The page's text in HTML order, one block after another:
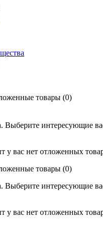
товары (0)
Выберите интересующие
у вас нет отложенных
товары (0)
Выберите интересующие
у вас нет отложенных